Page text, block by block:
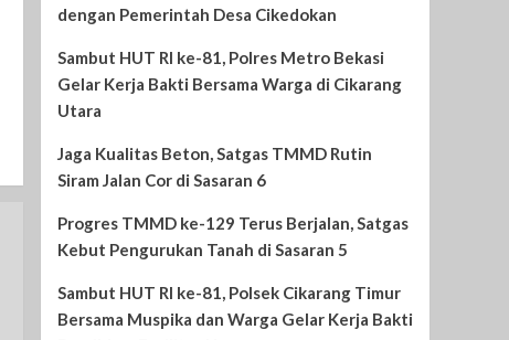
dengan Pemerintah Desa Cikedokan
Sambut HUT RI ke-81, Polres Metro Bekasi
Gelar Kerja Bakti Bersama Warga di Cikarang
Utara
Jaga Kualitas Beton, Satgas TMMD Rutin
Siram Jalan Cor di Sasaran 6
Progres TMMD ke-129 Terus Berjalan, Satgas
Kebut Pengurukan Tanah di Sasaran 5
Sambut HUT RI ke-81, Polsek Cikarang Timur
Bersama Muspika dan Warga Gelar Kerja Bakti